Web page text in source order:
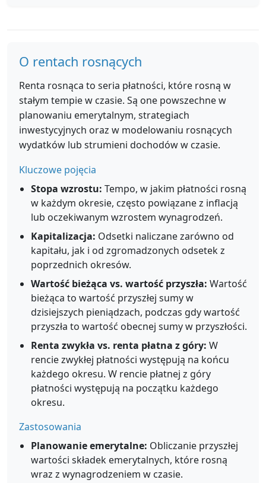
O rentach rosnących
Renta rosnąca to seria płatności, które rosną w
stałym tempie w czasie. Są one powszechne w
planowaniu emerytalnym, strategiach
inwestycyjnych oraz w modelowaniu rosnących
wydatków lub strumieni dochodów w czasie.
Kluczowe pojęcia
Stopa wzrostu: Tempo, w jakim płatności rosną
w każdym okresie, często powiązane z inflacją
lub oczekiwanym wzrostem wynagrodzeń.
Kapitalizacja: Odsetki naliczane zarówno od
kapitału, jak i od zgromadzonych odsetek z
poprzednich okresów.
Wartość bieżąca vs. wartość przyszła: Wartość
bieżąca to wartość przyszłej sumy w
dzisiejszych pieniądzach, podczas gdy wartość
przyszła to wartość obecnej sumy w przyszłości.
Renta zwykła vs. renta płatna z góry: W
rencie zwykłej płatności występują na końcu
każdego okresu. W rencie płatnej z góry
płatności występują na początku każdego
okresu.
Zastosowania
Planowanie emerytalne: Obliczanie przyszłej
wartości składek emerytalnych, które rosną
wraz z wynagrodzeniem w czasie.